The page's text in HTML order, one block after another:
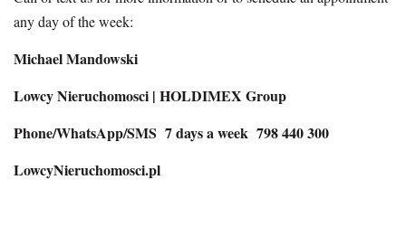
any day of the week:
Michael Mandowski
Lowcy Nieruchomosci | HOLDIMEX Group
Phone/WhatsApp/SMS 7 days a week 798 440 300
LowcyNieruchomosci.pl